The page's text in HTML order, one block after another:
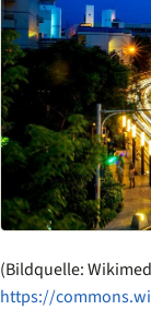
(Bildquelle:
https://